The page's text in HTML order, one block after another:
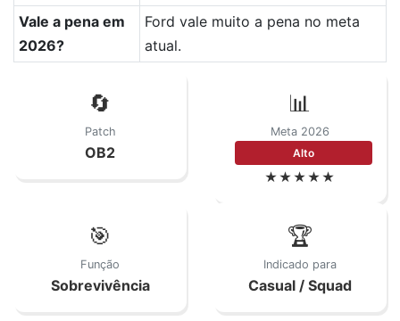
Vale a pena em
2026?
Ford vale muito a pena no meta
atual.
🔄
Patch
OB2
📊
Meta 2026
Alto
★★★★★
🎯
Função
Sobrevivência
🏆
Indicado para
Casual / Squad